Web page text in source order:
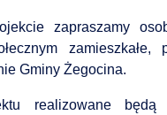
zapraszamy
zamieszkałe,
Gminy Żegocina.
realizowane będą